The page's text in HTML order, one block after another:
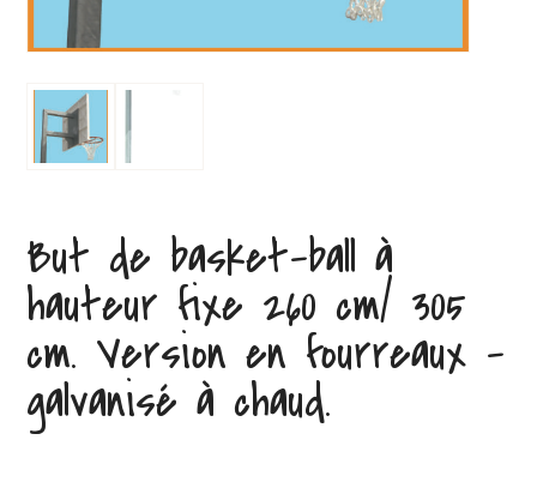
But de basket-ball à
hauteur fixe 260 cm/ 305
cm. Version en fourreaux –
galvanisé à chaud.